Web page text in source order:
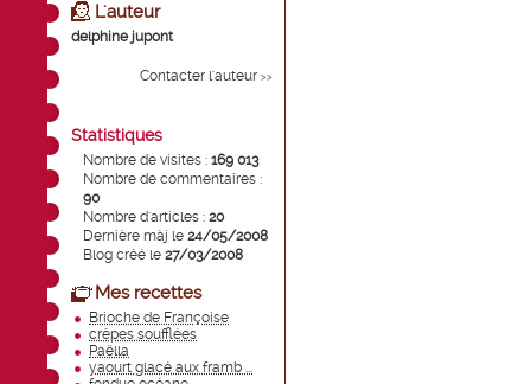
L'auteur
delphine jupont
Contacter l'auteur >>
Statistiques
Nombre de visites : 169 013
Nombre de commentaires :
90
Nombre d'articles : 20
Dernière màj le 24/05/2008
Blog créé le 27/03/2008
Mes recettes
Brioche de Françoise
crêpes soufflées
Paëlla
yaourt glacé aux framb ...